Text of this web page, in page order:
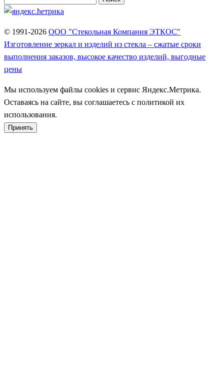
© 1991-2026 ООО "Стекольная Компания ЭТКОС"
Изготовление зеркал и изделий из стекла – сжатые сроки
выполнения заказов, высокое качество изделий, выгодные
цены
Мы используем файлы cookies и сервис Яндекс.Метрика.
Оставаясь на сайте, вы соглашаетесь с политикой их
использования.
Принять